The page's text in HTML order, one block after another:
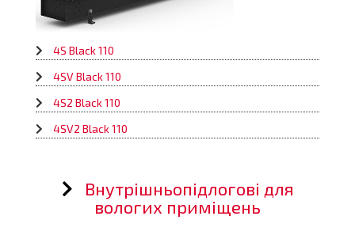
4S Black 110
4SV Black 110
4S2 Black 110
4SV2 Black 110
Внутрішньопідлогові для
вологих приміщень